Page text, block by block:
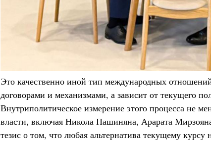
Это качественно иной тип международных
договорами и механизмами, а зависит от текущего
Внутриполитическое измерение этого процесса не
власти, включая Никола Пашиняна, Арарата
тезис о том, что любая альтернатива текущему